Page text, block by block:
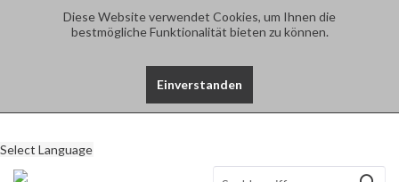
Diese Website verwendet Cookies, um Ihnen die
bestmögliche Funktionalität bieten zu können.
Einverstanden
Select Language